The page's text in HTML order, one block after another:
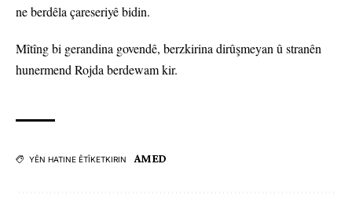
ne berdêla çareseriyê bidin.
Mîtîng bi gerandina govendê, berzkirina dirûşmeyan û stranên
hunermend Rojda berdewam kir.
YÊN HATINE ÊTÎKETKIRIN AMED